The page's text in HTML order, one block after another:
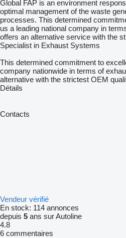
Global FAP is an environment
optimal management of the waste
processes. This determined
us a leading national company in
offers an alternative service with the
Specialist in Exhaust Systems
This determined commitment to
company nationwide in terms of
alternative with the strictest OEM
Détails
Contacts
Vendeur vérifié
En stock: 114 annonces
depuis 5 ans sur Autoline
4.8
6 commentaires